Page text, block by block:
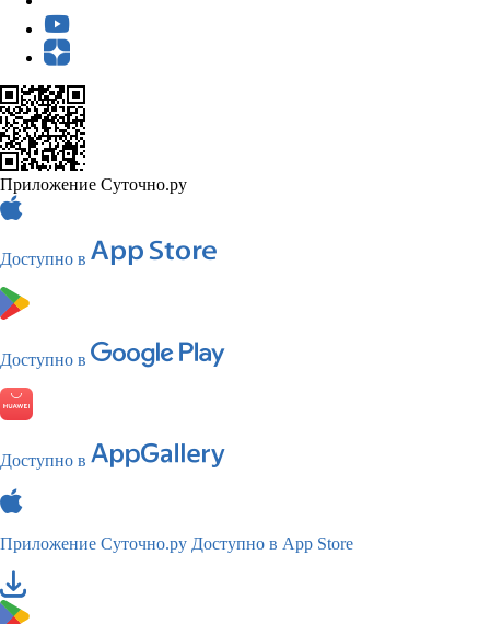
Приложение Суточно.ру
Доступно в
Доступно в
Доступно в
Приложение Суточно.ру Доступно в App Store